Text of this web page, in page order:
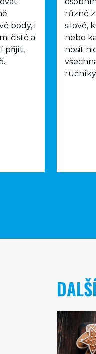
body, i
čisté a
přijít,
různé
silové,
nebo
nosit
ručníky